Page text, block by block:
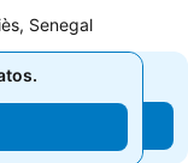
Senegal